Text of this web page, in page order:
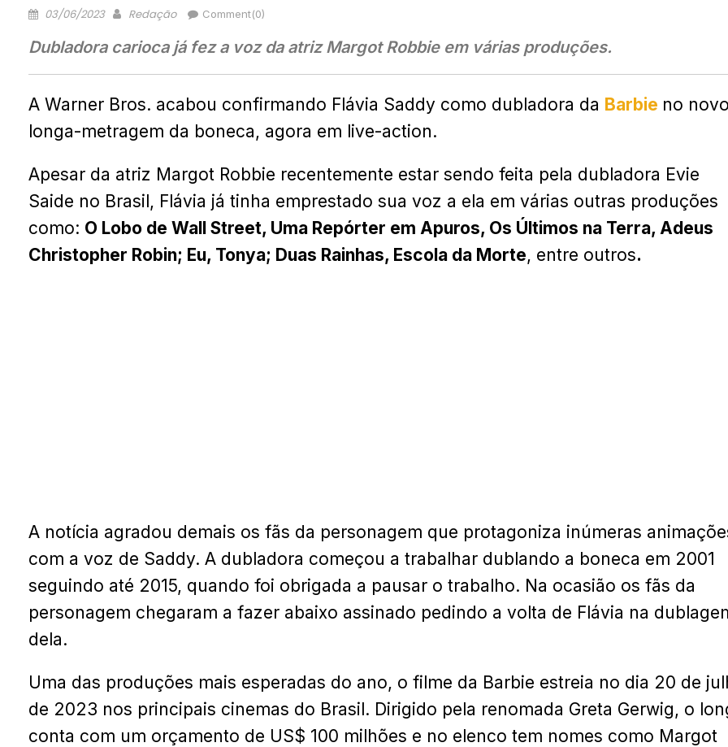
03/06/2023 Redação Comment(0)
Dubladora carioca já fez a voz da atriz Margot Robbie em várias produções.
A Warner Bros. acabou confirmando Flávia Saddy como dubladora da Barbie no novo
longa-metragem da boneca, agora em live-action.
Apesar da atriz Margot Robbie recentemente estar sendo feita pela dubladora Evie
Saide no Brasil, Flávia já tinha emprestado sua voz a ela em várias outras produções
como: O Lobo de Wall Street, Uma Repórter em Apuros, Os Últimos na Terra, Adeus
Christopher Robin; Eu, Tonya; Duas Rainhas, Escola da Morte, entre outros.
A notícia agradou demais os fãs da personagem que protagoniza inúmeras
com a voz de Saddy. A dubladora começou a trabalhar dublando a boneca em 2001
seguindo até 2015, quando foi obrigada a pausar o trabalho. Na ocasião os fãs da
personagem chegaram a fazer abaixo assinado pedindo a volta de Flávia na
dela.
Uma das produções mais esperadas do ano, o filme da Barbie estreia no dia 20 de
de 2023 nos principais cinemas do Brasil. Dirigido pela renomada Greta Gerwig, o
conta com um orçamento de US$ 100 milhões e no elenco tem nomes como Margot